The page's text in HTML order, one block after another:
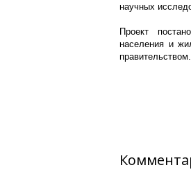
научных
Проект
населения и
правительством.